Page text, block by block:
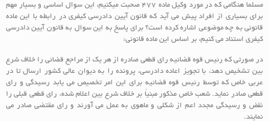
مسلما هنگامی که در مورد وکیل ماده 477 صحبت میکنیم، این سوال اساسی و بسیار مهم
برای بسیاری از افراد پیش می آید که قانون آیین دادرسی کیفری در رابطه با این ماده
قانونی به چه موضوعی اشاره کرده است؟ برای پاسخ به این سوال به قانون آیین دادرسی
کیفری استناد می کنیم، بر اساس این ماده قانونی:
در صورتی که رئیس قوه قضائیه رای قطعی صادره از هر یک از مراجع قضائی را خلاف شرع
بین تشخیص دهد، با تجویز اعاده دادرسی، پرونده را به دیوان عالی کشور ارسال تا در
عربی خاص که توسط رئیس قوه قضائیه برای این امر تخصیص می یابد رسیدگی و رای
قطعی صادر نماید. شعب خاص مذکور مبنیاً بر خلاف شرع بین اعلام شده، رای قطعی قبلی را
نقض و رسیدگی مجدد اعم از شکلی و ماهوی به عمل می آورند و رای مقتضی صادر می
نمایند.